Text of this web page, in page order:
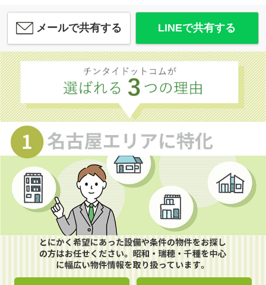
メールで共有する LINEで共有する